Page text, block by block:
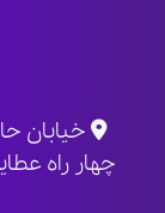
چهار راه